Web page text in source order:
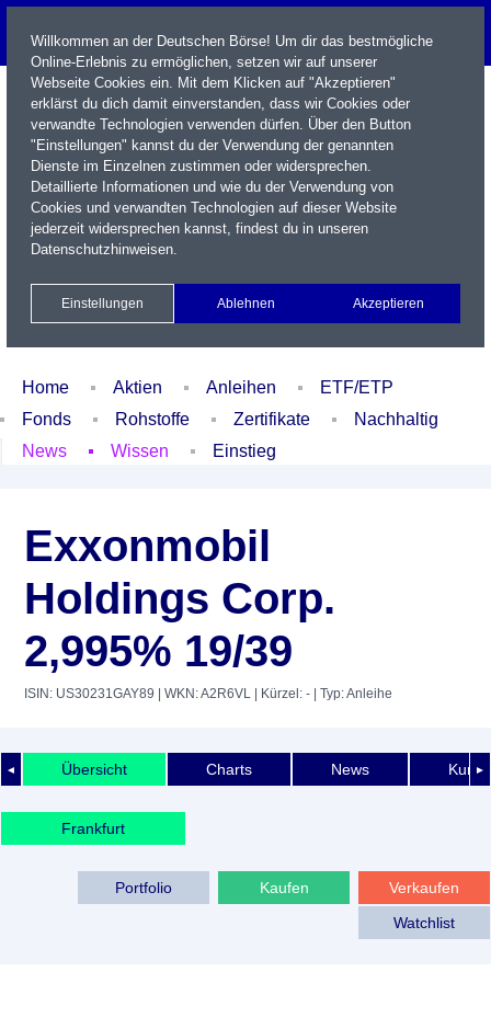
Name / WKN / ISIN / Kürzel
Xetra Realtime
Watchlist Portfolio Login
Home Aktien Anleihen
ETF/ETP
Fonds
Rohstoffe Zertifikate
Nachhaltig
News
Wissen Einstieg
Exxonmobil
Holdings Corp.
2,995% 19/39
ISIN: US30231GAY89 | WKN: A2R6VL | Kürzel: - | Typ: Anleihe
◄ ►
Übersicht Charts News
Frankfurt
Verkaufen
Kaufen
Portfolio
Watchlist
Willkommen an der Deutschen Börse! Um dir das bestmögliche
Online-Erlebnis zu ermöglichen, setzen wir auf unserer
Webseite Cookies ein. Mit dem Klicken auf "Akzeptieren"
erklärst du dich damit einverstanden, dass wir Cookies oder
verwandte Technologien verwenden dürfen. Über den Button
"Einstellungen" kannst du der Verwendung der genannten
Dienste im Einzelnen zustimmen oder widersprechen.
Detaillierte Informationen und wie du der Verwendung von
Cookies und verwandten Technologien auf dieser Website
jederzeit widersprechen kannst, findest du in unseren
Datenschutzhinweisen.
Einstellungen Ablehnen Akzeptieren